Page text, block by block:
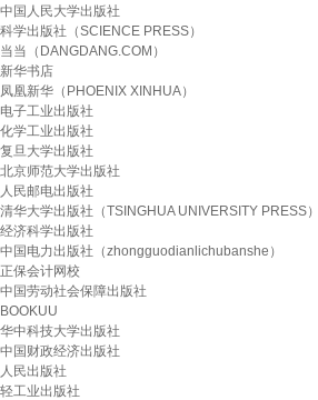
中国人民大学出版社
科学出版社（SCIENCE PRESS）
当当（DANGDANG.COM）
新华书店
凤凰新华（PHOENIX XINHUA）
电子工业出版社
化学工业出版社
复旦大学出版社
北京师范大学出版社
人民邮电出版社
清华大学出版社（TSINGHUA UNIVERSITY PRESS）
经济科学出版社
中国电力出版社（zhongguodianlichubanshe）
正保会计网校
中国劳动社会保障出版社
BOOKUU
华中科技大学出版社
中国财政经济出版社
人民出版社
轻工业出版社